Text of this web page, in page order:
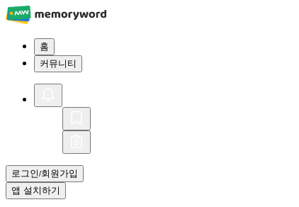
홈
커뮤니티
로그인/회원가입
앱 설치하기